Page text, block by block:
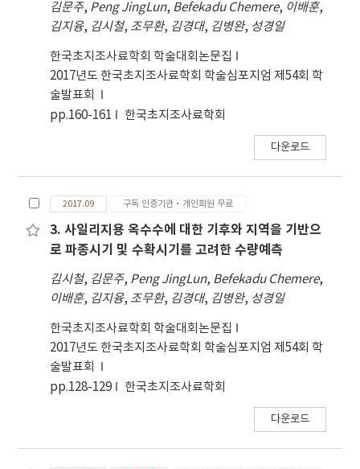
regions for further analysis based on the
previous mixed pasture prediction model.
The data set used in the research kept 582
data points from 11 regions and 41 mixed
pasture types. The relationship between
DMY and DSD in each region were analyzed
multiple regression analysis in each region
climatic variables including DSD were taken
as explanatory variables. The results of
scatter plot showed that negative
observed in 7 out of 9 regions. Therefore, it
was confirmed that analyzing the
relationship between DMY and DSD based on
each region is necessary and 5 regions were
selected (Hwaseong, Suwon, Daejeon,
Siheung and Gwangju) since the data size in
further statistical analysis based on large
김문주, Peng JingLun, Befekadu Chemere, 이배훈,
김지융, 김시철, 조무환, 김경대, 김병완, 성경일
한국초지조사료학회 학술대회논문집
2017년도 한국초지조사료학회 학술심포지엄 제54회 학
술발표회
pp.160-161
한국초지조사료학회
다운로드
2017.09 구독 인증기관·개인회원 무료
3. 사일리지용 옥수수에 대한 기후와 지역을 기반으
로 파종시기 및 수확시기를 고려한 수량예측
김시철, 김문주, Peng JingLun, Befekadu Chemere,
이배훈, 김지융, 조무환, 김경대, 김병완, 성경일
한국초지조사료학회 학술대회논문집
2017년도 한국초지조사료학회 학술심포지엄 제54회 학
술발표회
pp.128-129
한국초지조사료학회
다운로드